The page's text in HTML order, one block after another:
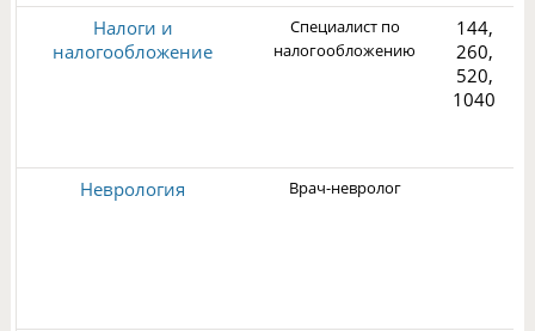
Налоги и
налогообложение
Специалист по
налогообложению
144,
260,
520,
1040
Неврология
Врач-невролог